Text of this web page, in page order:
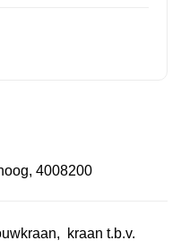
4008200
kraan t.b.v.